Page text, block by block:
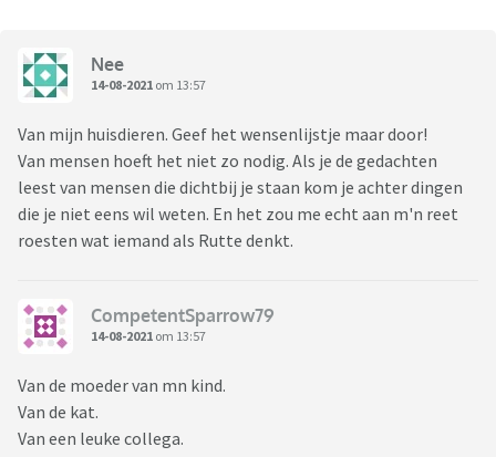
Nee
14-08-2021 om 13:57
Van mijn huisdieren. Geef het wensenlijstje maar door!
Van mensen hoeft het niet zo nodig. Als je de gedachten
leest van mensen die dichtbij je staan kom je achter dingen
die je niet eens wil weten. En het zou me echt aan m'n reet
roesten wat iemand als Rutte denkt.
CompetentSparrow79
14-08-2021 om 13:57
Van de moeder van mn kind.
Van de kat.
Van een leuke collega.